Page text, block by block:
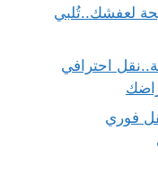
لعفشك..تُلبي
احترافي
فوري